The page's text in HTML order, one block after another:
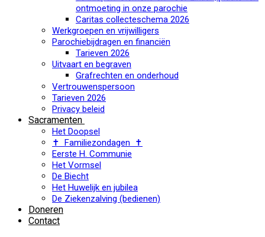
ontmoeting in onze parochie
Caritas collecteschema 2026
Werkgroepen en vrijwilligers
Parochiebijdragen en financiën
Tarieven 2026
Uitvaart en begraven
Grafrechten en onderhoud
Vertrouwenspersoon
Tarieven 2026
Privacy beleid
Sacramenten
Het Doopsel
✝ Familiezondagen ✝
Eerste H. Communie
Het Vormsel
De Biecht
Het Huwelijk en jubilea
De Ziekenzalving (bedienen)
Doneren
Contact